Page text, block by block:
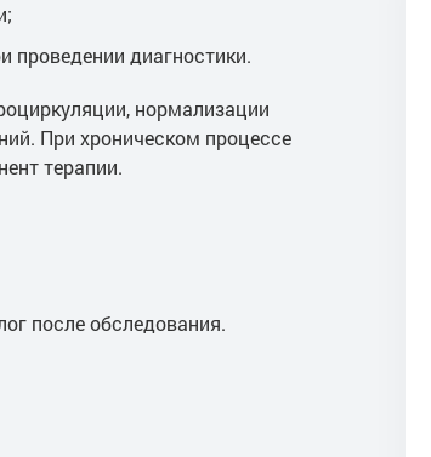
проведении диагностики.
нормализации
При хроническом процессе
терапии.
после обследования.